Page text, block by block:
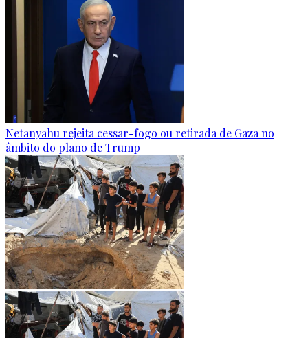
Netanyahu rejeita cessar-fogo ou retirada de Gaza no
âmbito do plano de Trump